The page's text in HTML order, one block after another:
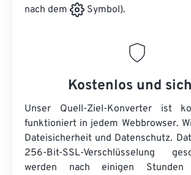
nach dem
Symbol).
Kostenlos und
Unser Quell-Ziel-Konverter ist
funktioniert in jedem Webbrowser.
Dateisicherheit und Datenschutz.
256-Bit-SSL-Verschlüsselung
werden nach einigen Stunden